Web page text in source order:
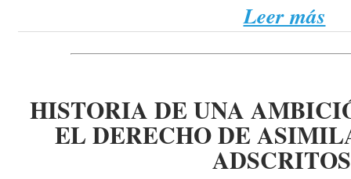
Leer más
HISTORIA DE UNA
EL DERECHO DE